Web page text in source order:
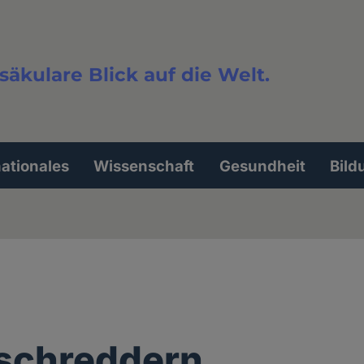
Blick auf die Welt.
Wissenschaft Gesundheit